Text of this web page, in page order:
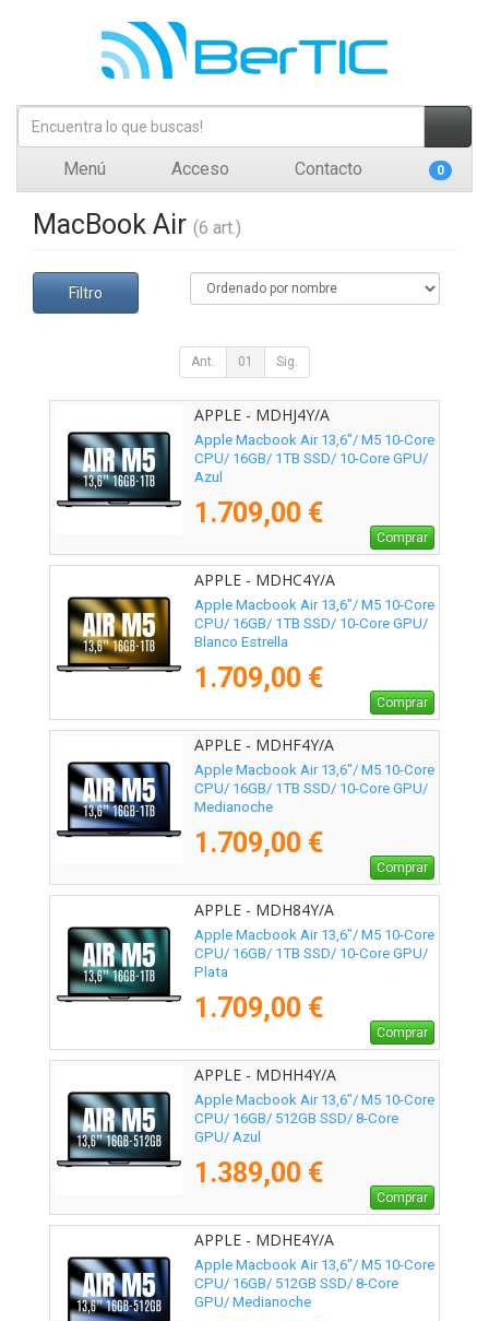
Menú Acceso Contacto 0
MacBook Air (6 art.)
Filtro
Ant. 01 Sig.
APPLE - MDHJ4Y/A
Apple Macbook Air 13,6"/ M5 10-Core
CPU/ 16GB/ 1TB SSD/ 10-Core GPU/
Azul
1.709,00 €
Comprar
APPLE - MDHC4Y/A
Apple Macbook Air 13,6"/ M5 10-Core
CPU/ 16GB/ 1TB SSD/ 10-Core GPU/
Blanco Estrella
1.709,00 €
Comprar
APPLE - MDHF4Y/A
Apple Macbook Air 13,6"/ M5 10-Core
CPU/ 16GB/ 1TB SSD/ 10-Core GPU/
Medianoche
1.709,00 €
Comprar
APPLE - MDH84Y/A
Apple Macbook Air 13,6"/ M5 10-Core
CPU/ 16GB/ 1TB SSD/ 10-Core GPU/
Plata
1.709,00 €
Comprar
APPLE - MDHH4Y/A
Apple Macbook Air 13,6"/ M5 10-Core
CPU/ 16GB/ 512GB SSD/ 8-Core
GPU/ Azul
1.389,00 €
Comprar
APPLE - MDHE4Y/A
Apple Macbook Air 13,6"/ M5 10-Core
CPU/ 16GB/ 512GB SSD/ 8-Core
GPU/ Medianoche